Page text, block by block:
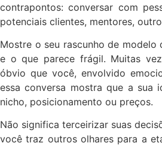
contrapontos: conversar com
potenciais clientes, mentores,
Mostre o seu rascunho de
e o que parece frágil. Muitas
óbvio que você, envolvido
essa conversa mostra que a sua
nicho, posicionamento ou preços.
Não significa terceirizar suas
você traz outros olhares para a